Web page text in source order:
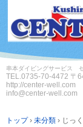
串本ダイビングサービス
TEL.0735-70-4472 〒
http://center-well.com
info@center-well.com
トップ› 未分類 › じっ